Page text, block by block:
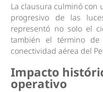
La clausura culminó con
progresivo de las
representó no solo el
también el término
conectividad aérea del
Impacto
operativo